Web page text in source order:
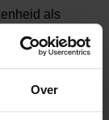
Over
als
Husslage
in
en